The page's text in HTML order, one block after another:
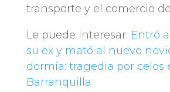
transporte y el comercio
Le puede interesar: Entró
su ex y mató al nuevo
dormía: tragedia por celos
Barranquilla